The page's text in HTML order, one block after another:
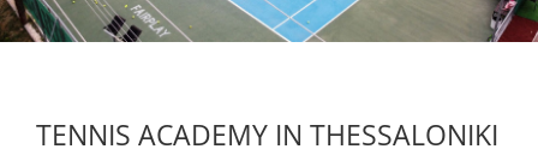
TENNIS ACADEMY IN THESSALONIKI